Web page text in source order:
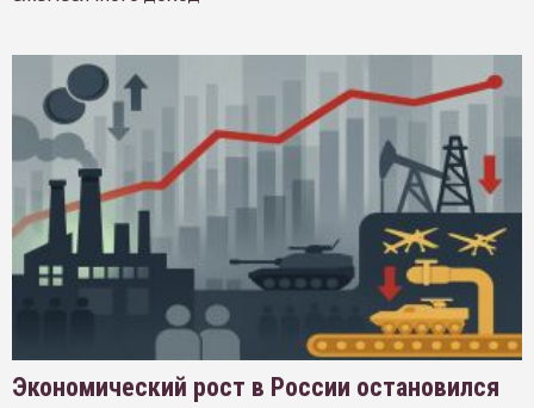
Экономический рост в России остановился